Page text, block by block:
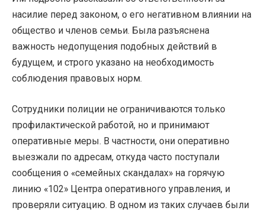
насилие перед законом, о его негативном влиянии на
общество и членов семьи. Была разъяснена
важность недопущения подобных действий в
будущем, и строго указано на необходимость
соблюдения правовых норм.
Сотрудники полиции не ограничиваются только
профилактической работой, но и принимают
оперативные меры. В частности, они оперативно
выезжали по адресам, откуда часто поступали
сообщения о «семейных скандалах» на горячую
линию «102» Центра оперативного управления, и
проверяли ситуацию. В одном из таких случаев были